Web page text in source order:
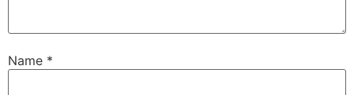
Name *